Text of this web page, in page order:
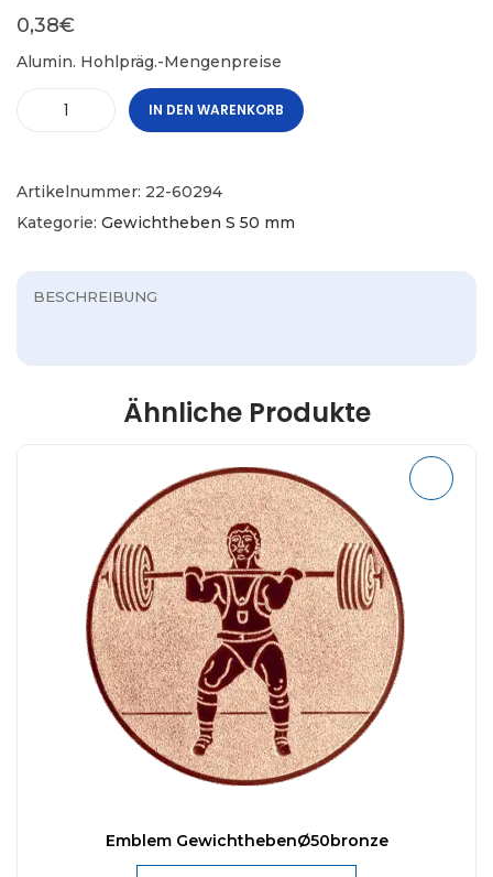
0,38€
Alumin. Hohlpräg.-Mengenpreise
IN DEN WARENKORB
Artikelnummer: 22-60294
Kategorie: Gewichtheben S 50 mm
BESCHREIBUNG
Ähnliche Produkte
Emblem GewichthebenØ50bronze